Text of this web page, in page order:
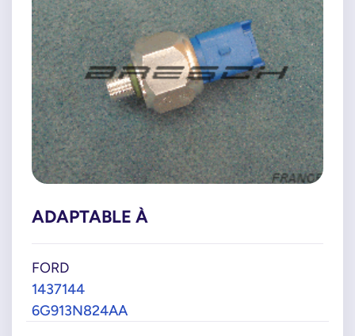
ADAPTABLE À
FORD
1437144
6G913N824AA